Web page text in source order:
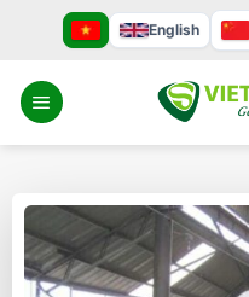
nội
dung
English